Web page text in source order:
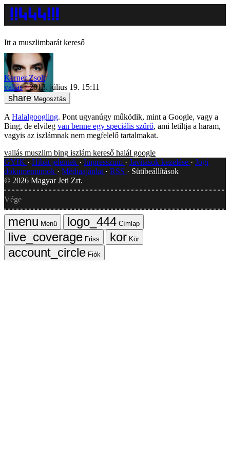
Itt a muszlimbarát kereső
Kerner Zsolt
vallás
2013. július 19. 15:11
Megosztás
A Halalgoogling. Pont ugyanúgy működik, mint a Google, vagy a
Bing, de elvileg van benne egy speciális szűrő, ami letiltja a haram,
vagyis az iszlámnak nem megfelelő tartalmakat.
vallás muszlim bing iszlám kereső halál google
GYIK
Hibát jelentek Impresszum Javítások kezelése
Jogi
dokumentumok
Médiaajánlat RSS
Sütibeállítások
© 2026 Magyar Jeti Zrt.
Vége
Menü
Címlap
Friss
Kör
Fiók